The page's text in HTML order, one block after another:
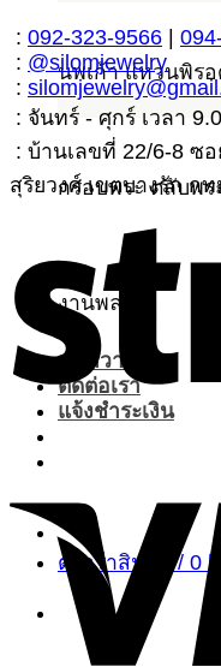
นพเก้า แหวนพิรอ
กรอบพระ ตลับพ
งานพลอย
บทความ
ติดต่อเรา
แจ้งชำระเงิน
ตะกร้าสินค้า / 0 ฿
: 092-323-9566
: @silomjewelry
:
: จันทร์ - ศุกร์ เวลา
: บ้านเลขที่ 22/6-8 ซ
สุริยวงศ์ เขตบางรัก ก